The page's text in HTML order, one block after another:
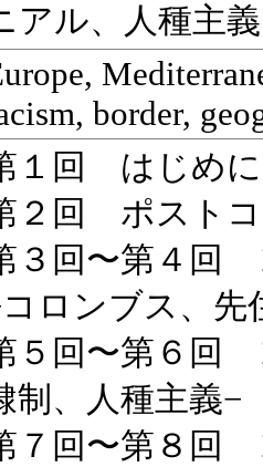
アル、人種主
border,
１回 はじめに
２回 ポスト
３回〜第４回
ロンブス、先
５回〜第６回
制、人種主義−
７回〜第８回